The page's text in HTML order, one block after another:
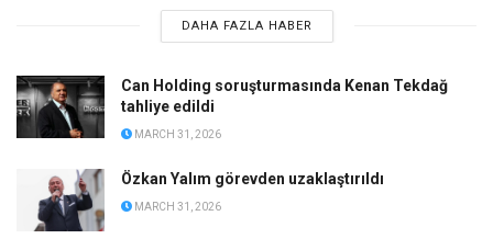
DAHA FAZLA HABER
Can Holding soruşturmasında Kenan Tekdağ
tahliye edildi
MARCH 31, 2026
Özkan Yalım görevden uzaklaştırıldı
MARCH 31, 2026